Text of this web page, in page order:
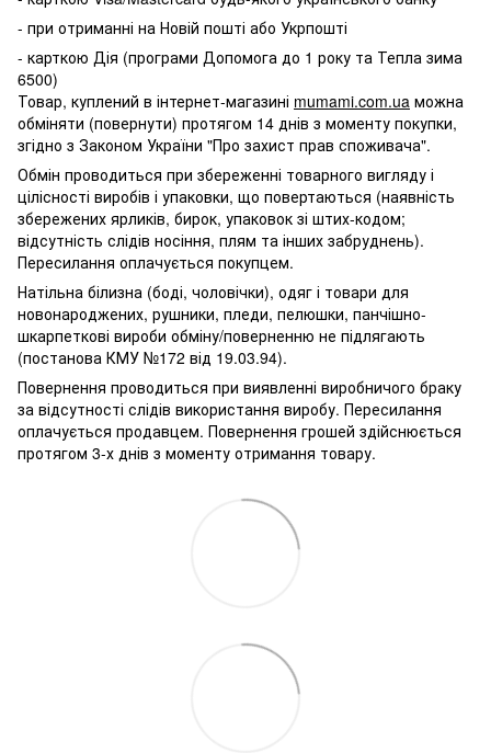
- при отриманні на Новій пошті або Укрпошті
- карткою Дія (програми Допомога до 1 року та Тепла зима
6500)
Товар, куплений в інтернет-магазині mumami.com.ua можна
обміняти (повернути) протягом 14 днів з моменту покупки,
згідно з Законом України "Про захист прав споживача".
Обмін проводиться при збереженні товарного вигляду і
цілісності виробів і упаковки, що повертаються (наявність
збережених ярликів, бирок, упаковок зі штих-кодом;
відсутність слідів носіння, плям та інших забруднень).
Пересилання оплачується покупцем.
Натільна білизна (боді, чоловічки), одяг і товари для
новонароджених, рушники, пледи, пелюшки, панчішно-
шкарпеткові вироби обміну/поверненню не підлягають
(постанова КМУ №172 від 19.03.94).
Повернення проводиться при виявленні виробничого браку
за відсутності слідів використання виробу. Пересилання
оплачується продавцем. Повернення грошей здійснюється
протягом 3-х днів з моменту отримання товару.